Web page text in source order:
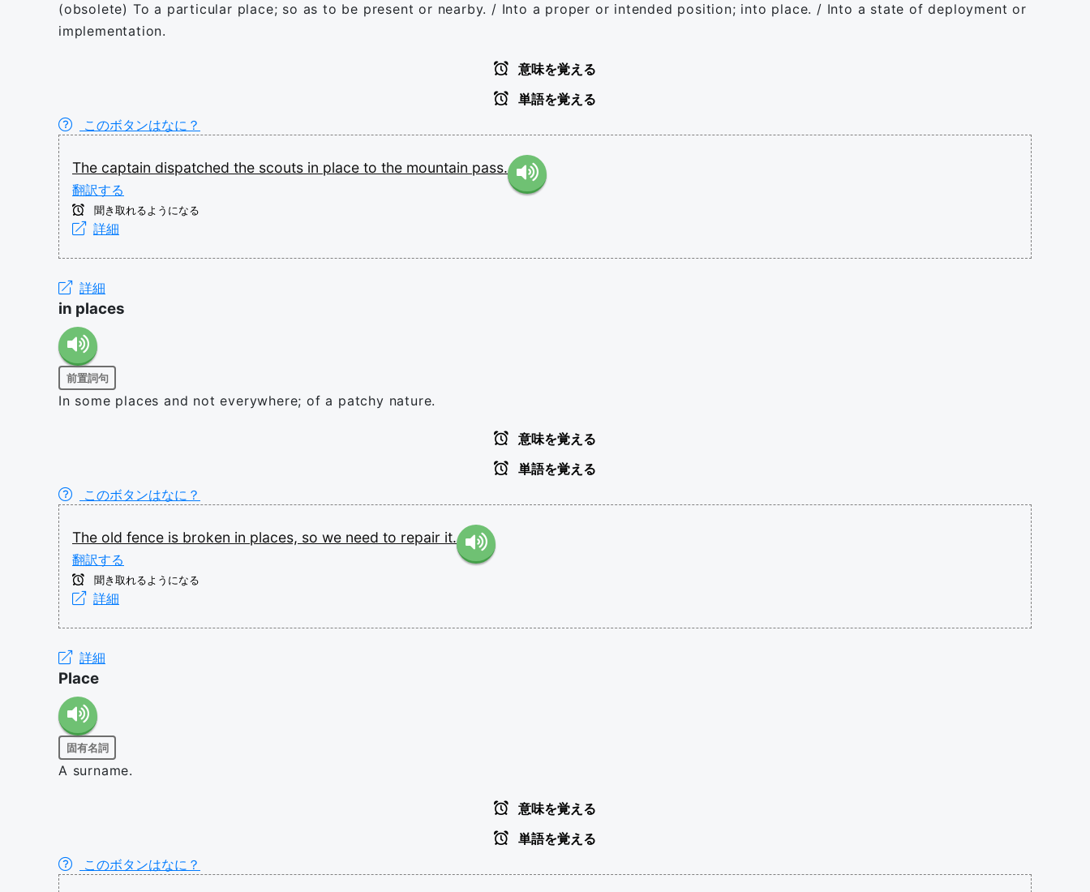
(obsolete) To a particular place; so as to be present or nearby. / Into a proper or intended position; into place. / Into a state of deployment or
implementation.
意味を覚える
単語を覚える
このボタンはなに？
The captain dispatched the scouts in place to the mountain pass.
翻訳する
聞き取れるようになる
詳細
詳細
in places
前置詞句
In some places and not everywhere; of a patchy nature.
意味を覚える
単語を覚える
このボタンはなに？
The old fence is broken in places, so we need to repair it.
翻訳する
聞き取れるようになる
詳細
詳細
Place
固有名詞
A surname.
意味を覚える
単語を覚える
このボタンはなに？